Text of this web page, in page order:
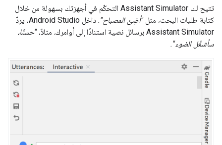
تتيح لك Assistant Simulator التحكّم في أجهزتك بسهولة من خلال
كتابة طلبات البحث، مثل"أضِئ المصباح". داخل Android Studio، يردّ
Assistant Simulator برسائل نصية استنادًا إلى أوامرك، مثلاً،"حسنًا،
سأشغّل الضوء".